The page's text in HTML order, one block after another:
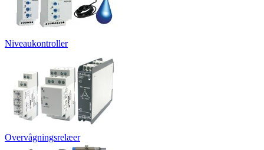
Niveaukontroller
Overvågningsrelæer